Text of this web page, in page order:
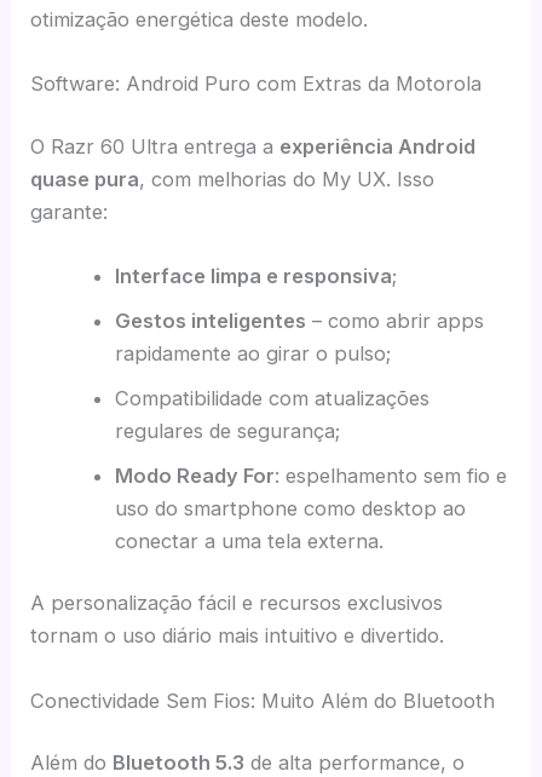
otimização energética deste modelo.
Software: Android Puro com Extras da Motorola
O Razr 60 Ultra entrega a experiência Android
quase pura, com melhorias do My UX. Isso
garante:
Interface limpa e responsiva;
Gestos inteligentes – como abrir apps
rapidamente ao girar o pulso;
Compatibilidade com atualizações
regulares de segurança;
Modo Ready For: espelhamento sem fio e
uso do smartphone como desktop ao
conectar a uma tela externa.
A personalização fácil e recursos exclusivos
tornam o uso diário mais intuitivo e divertido.
Conectividade Sem Fios: Muito Além do Bluetooth
Além do Bluetooth 5.3 de alta performance, o